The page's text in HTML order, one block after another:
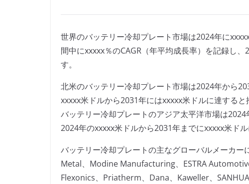
世界のバッテリー冷却プレート市場は2024年に
間中にxxxxx％のCAGR（年平均成長率）を記録し
す。
北米のバッテリー冷却プレート市場は2024年から
xxxxx米ドルから2031年にはxxxxx米ドルに達すると
バッテリー冷却プレートのアジア太平洋市場は
2024年のxxxxx米ドルから2031年までにxxxxx米ドル
バッテリー冷却プレートの主なグローバルメーカ
Metal、Modine Manufacturing、ESTRA
Flexonics、Priatherm、Dana、Kaweller、